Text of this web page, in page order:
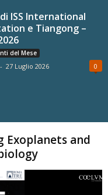
ISS International
e Tiangong –
del Mese
- 27 Luglio 2026 0
Exoplanets and